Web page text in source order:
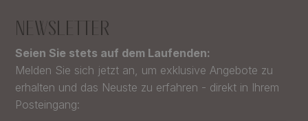
NEWSLETTER
Seien Sie stets auf dem Laufenden:
Melden Sie sich jetzt an, um exklusive Angebote zu
erhalten und das Neuste zu erfahren - direkt in Ihrem
Posteingang: